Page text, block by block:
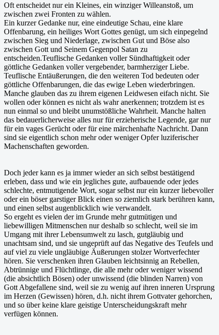
Oft entscheidet nur ein Kleines, ein winziger Willeanstoß, um
zwischen zwei Fronten zu wählen.
Ein kurzer Gedanke nur, eine eindeutige Schau, eine klare
Offenbarung, ein heiliges Wort Gottes genügt, um sich einpegelnd
zwischen Sieg und Niederlage, zwischen Gut und Böse also
zwischen Gott und Seinem Gegenpol Satan zu
entscheiden.Teuflische Gedanken voller Sündhaftigkeit oder
göttliche Gedanken voller vergebender, barmherziger Liebe.
Teuflische Entäußerungen, die den weiteren Tod bedeuten oder
göttliche Offenbarungen, die das ewige Leben wiederbringen.
Manche glauben das zu ihrem eigenen Leidwesen eifach nicht. Sie
wollen oder können es nicht als wahr anerkennen; trotzdem ist es
nun einmal so und bleibt unumstößliche Wahrheit. Manche halten
das bedauerlicherweise alles nur für erzieherische Legende, gar nur
für ein vages Gerücht oder für eine märchenhafte Nachricht. Dann
sind sie eigentlich schon mehr oder weniger Opfer luziferischer
Machenschaften geworden.
Doch jeder kann es ja immer wieder an sich selbst bestätigend
erleben, dass und wie ein jegliches gute, aufbauende oder jedes
schlechte, entmutigende Wort, sogar selbst nur ein kurzer liebevoller
oder ein böser garstiger Blick einen so ziemlich stark berühren kann,
und einen selbst augenblicklich wie verwandelt.
So ergeht es vielen der im Grunde mehr gutmütigen und
liebewilligen Mitmenschen nur deshalb so schlecht, weil sie im
Umgang mit ihrer Lebensumwelt zu lasch, gutgläubig und
unachtsam sind, und sie ungeprüft auf das Negative des Teufels und
auf viel zu viele ungläubige Äußerungen stolzer Wortverfechter
hören. Sie verschenken ihren Glauben leichtsinnig an Rebellen,
Abtrünnige und Flüchtlinge, die alle mehr oder weniger wissend
(die absichtlich Bösen) oder unwissend (die blinden Narren) von
Gott Abgefallene sind, weil sie zu wenig auf ihren inneren Ursprung
im Herzen (Gewissen) hören, d.h. nicht ihrem Gottvater gehorchen,
und so über keine klare geistige Unterscheidungskraft mehr
verfügen können.